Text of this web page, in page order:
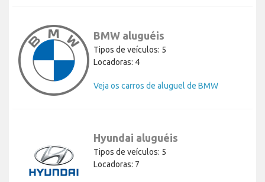
BMW aluguéis
Tipos de veículos: 5
Locadoras: 4
Veja os carros de aluguel de BMW
Hyundai aluguéis
Tipos de veículos: 5
Locadoras: 7